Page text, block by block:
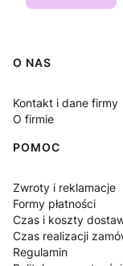
Linki w stopce
O NAS
Kontakt i dane firmy
O firmie
POMOC
Zwroty i reklamacje
Formy płatności
Czas i koszty
Czas realizacji
Regulamin